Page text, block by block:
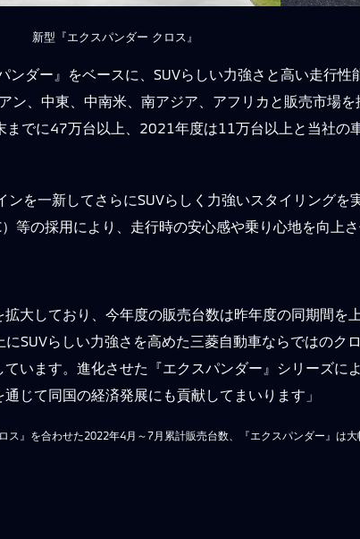
新型『エクスパンダー クロス』
ンダー』をベースに、SUVらしい力強さと高い走行
、中東、中南米、南アジア、アフリカと販売市場
でに47万台以上、2021年度は11万台以上と当社の
を一新してさらにSUVらしく力強いスタイリングを
等の採用により、走行時の安心感や乗り心地を向上さ
大しており、今年度の販売台数は昨年度の同期間を
SUVらしい力強さを高めた三菱自動車ならではのク
います。進化させた『エクスパンダー』シリーズに
じて同国の経済発展にも貢献してまいります」
』を合わせた2022年4月～7月累計販売台数、『エクスパンダー』は大